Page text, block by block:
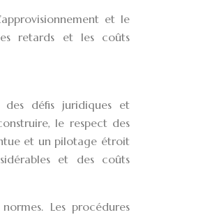
et le
retards et les coûts
défis juridiques et
le respect des
et un pilotage étroit
et des coûts
Les procédures